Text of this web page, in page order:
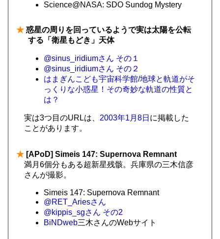
Science@NASA: SDO Sundog Mystery
★ 惑星の周りを回っているようで実は太陽を公転
する「衛星もどき」天体
@sinus_iridiumさん その１
@sinus_iridiumさん その２
はまぎんこども宇宙科学館/地球と軌道がそ
っくりな小惑星！その奇妙な軌道の性質と
は？
実は3つ目のURLは、 2003年1月8日 に掲載した
ことがあります。
★ [APoD] Simeis 147: Supernova Remnant
満月6個分もある超新星残骸。兵庫県の三木信彦
さんが撮影。
Simeis 147: Supernova Remnant
@RET_Ariesさん
@kippis_sgさん その2
BiNDweb三木さんのWebサイト